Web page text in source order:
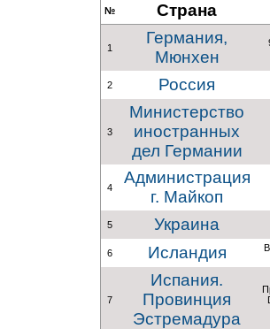
№ Страна
1
Германия,
Мюнхен
2 Россия
3
Министерство
иностранных
дел Германии
4
Администрация
г. Майкоп
5 Украина
6 Исландия
7
Испания.
Провинция
Эстремадура